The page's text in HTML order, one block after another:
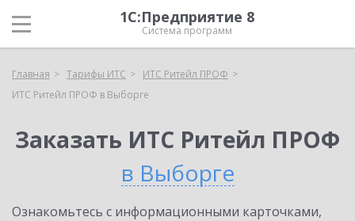
1С:Предприятие 8
Система программ
Главная Тарифы ИТС
ИТС Ритейл ПРОФ
ИТС Ритейл ПРОФ в Выборге
Заказать ИТС Ритейл ПРОФ
в Выборге
Ознакомьтесь с информационными карточками,